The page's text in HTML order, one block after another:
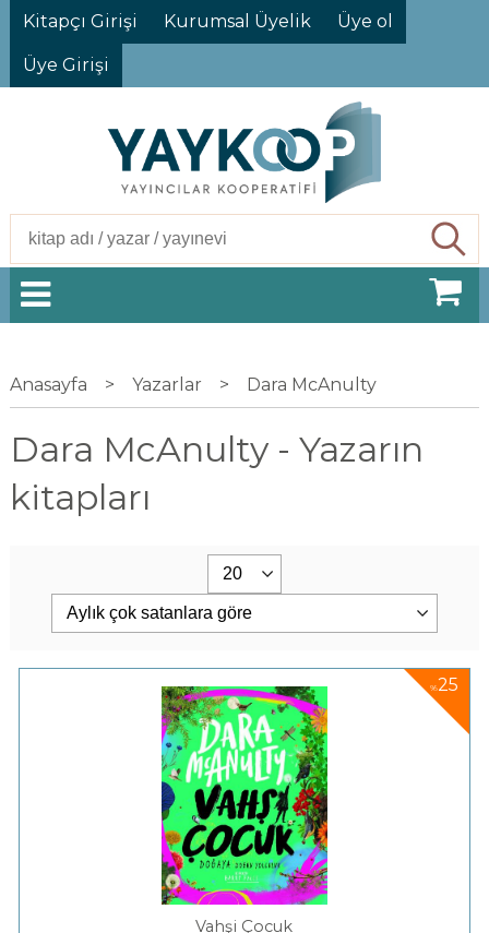
Kitapçı Girişi Kurumsal Üyelik Üye ol
Üye Girişi
Anasayfa > Yazarlar > Dara McAnulty
Dara McAnulty - Yazarın
kitapları
%25
Vahşi Çocuk